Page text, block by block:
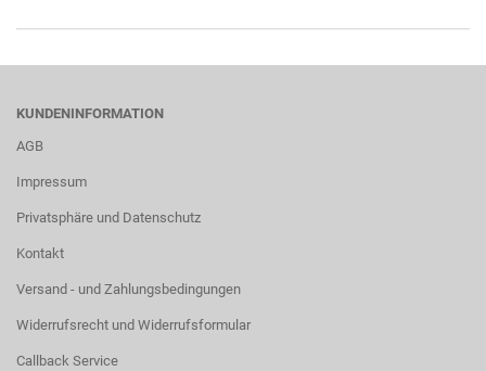
KUNDENINFORMATION
AGB
Impressum
Privatsphäre und Datenschutz
Kontakt
Versand - und Zahlungsbedingungen
Widerrufsrecht und Widerrufsformular
Callback Service